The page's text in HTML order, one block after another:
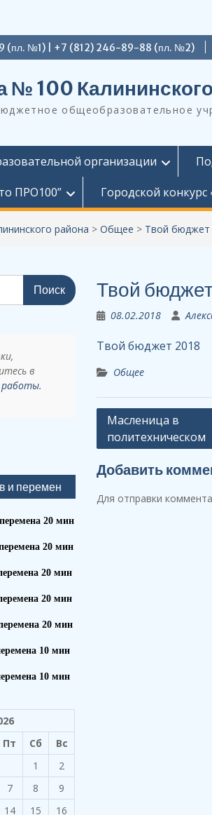
(пл. №1) | +7 (812) 246-89-88 (пл. №2)
№ 100
общеобразовательное
организации
ПРО100”
Городской
района > Общее > Твой бюджет
Твой
08.02.2018
Твой бюджет 2018
Общее
Навигация
по
записям
Масленица в
политехническом
Добавить
Для отправки
в
работы.
и перемен
20 мин
20 мин
20 мин
20 мин
20 мин
10 мин
10 мин
Пт Сб
Вс
1
2
7 8
9
14 15
16